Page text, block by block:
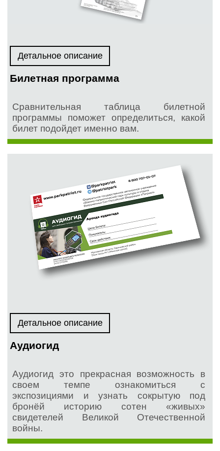
Детальное описание
Билетная программа
Сравнительная таблица билетной
программы поможет определиться, какой
билет подойдет именно вам.
Детальное описание
Аудиогид
Аудиогид это прекрасная возможность в
своем темпе ознакомиться с
экспозициями и узнать сокрытую под
бронёй историю сотен «живых»
свидетелей Великой Отечественной
войны.